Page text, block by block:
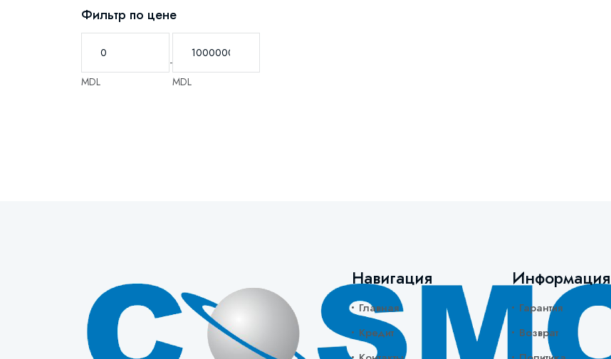
Фильтр по цене
MDL
-
MDL
Навигация
Главная
Кредит
Информация
Гарантия
Возврат